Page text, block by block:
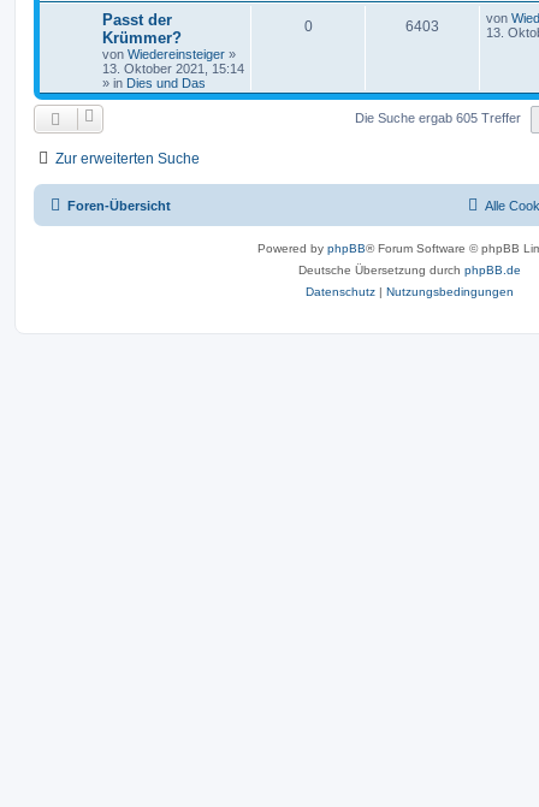
Passt der
Krümmer?
von Wiedereinsteiger »
13. Oktober 2021, 15:14
» in Dies und Das
0 6403 von
13.
Die Suche ergab 605 Treffer
Zur erweiterten Suche
Foren-Übersicht Alle
Powered by phpBB® Forum Software © phpBB
Deutsche Übersetzung durch phpBB.de
Datenschutz | Nutzungsbedingungen